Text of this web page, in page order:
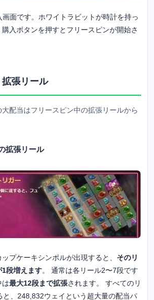
面です。ホワイトラビットが時計を持っ
入ボタンを押すとフリースピンが開始さ
張リール
配当はフリースピン中の拡張リールから
拡張リール
プケーキシンボルが出現すると、 そのリ
1段増えます。 通常は各リール2〜7段です
は最大12段まで拡張されます。 すべてのリ
と、248,832ウェイという超大量の配当パ